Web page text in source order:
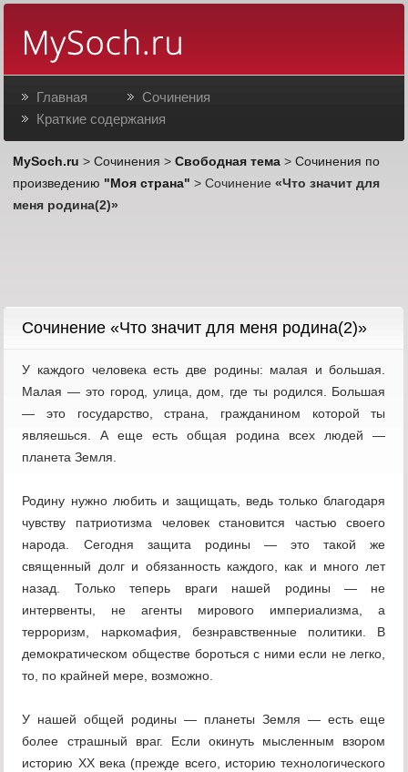
Главная
Сочинения
Краткие содержания
MySoch.ru >Сочинения >Свободная тема >Сочинения по
произведению "Моя страна" > Сочинение«Что значит для
меня родина(2)»
Cочинение «Что значит для меня родина(2)»
У каждого человека есть две родины: малая и большая.
Малая — это город, улица, дом, где ты родился. Большая
— это государство, страна, гражданином которой ты
являешься. А еще есть общая родина всех людей —
планета Земля.
Родину нужно любить и защищать, ведь только благодаря
чувству патриотизма человек становится частью своего
народа. Сегодня защита родины — это такой же
священный долг и обязанность каждого, как и много лет
назад. Только теперь враги нашей родины — не
интервенты, не агенты мирового империализма, а
терроризм, наркомафия, безнравственные политики. В
демократическом обществе бороться с ними если не легко,
то, по крайней мере, возможно.
У нашей общей родины — планеты Земля — есть еще
более страшный враг. Если окинуть мысленным взором
историю XX века (прежде всего, историю технологического